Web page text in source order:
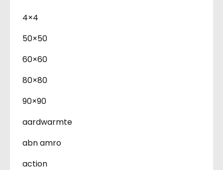
4×4
50×50
60×60
80×80
90×90
aardwarmte
abn amro
action